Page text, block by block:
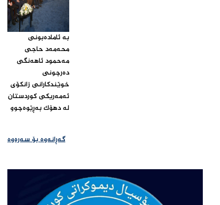
بە ئامادەبونی
محەمەد حاجی
مەحمود ئاهەنگی
دەرچونی
خوێندکارانی زانکۆی
ئەمەریکی کوردستان
لە دهۆک بەڕێوەچوو‌
گەڕانەوە بۆ سەرەوە